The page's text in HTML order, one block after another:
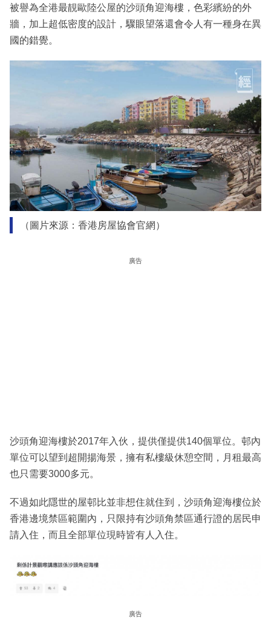
被譽為全港最靚歐陸公屋的沙頭角迎海樓，色彩繽紛的外
牆，加上超低密度的設計，驟眼望落還會令人有一種身在異
國的錯覺。
（圖片來源：香港房屋協會官網）
廣告
沙頭角迎海樓於2017年入伙，提供僅提供140個單位。邨內
單位可以望到超開揚海景，擁有私樓級休憩空間，月租最高
也只需要3000多元。
不過如此隱世的屋邨比並非想住就住到，沙頭角迎海樓位於
香港邊境禁區範圍內，只限持有沙頭角禁區通行證的居民申
請入住，而且全部單位現時皆有人入住。
廣告